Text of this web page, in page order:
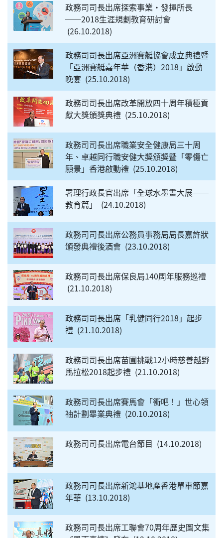
政務司司長出席探索事業‧發揮所長
──2018生涯規劃教育研討會
26.10.2018
政務司司長出席亞洲賽艇協會成立典禮暨
「亞洲賽艇嘉年華（香港）2018」啟動
晚宴 25.10.2018
政務司司長出席改革開放四十周年積極貢
獻大獎頒獎典禮 25.10.2018
政務司司長出席職業安全健康局三十周
年、卓越同行職安健大獎頒獎暨「零傷亡
願景」香港啟動禮 25.10.2018
署理行政長官出席「全球水墨畫大展──
教育篇」
24.10.2018
政務司司長出席公務員事務局局長嘉許狀
頒發典禮後酒會 23.10.2018
政務司司長出席保良局140周年服務巡禮
21.10.2018
政務司司長出席「乳健同行2018」起步
禮 21.10.2018
政務司司長出席苗圃挑戰12小時慈善越野
馬拉松2018起步禮 21.10.2018
政務司司長出席賽馬會「衝吧！」世心領
袖計劃畢業典禮 20.10.2018
政務司司長出席電台節目 14.10.2018
政務司司長出席新鴻基地產香港單車節嘉
年華 13.10.2018
政務司司長出席工聯會70周年歷史圖文集